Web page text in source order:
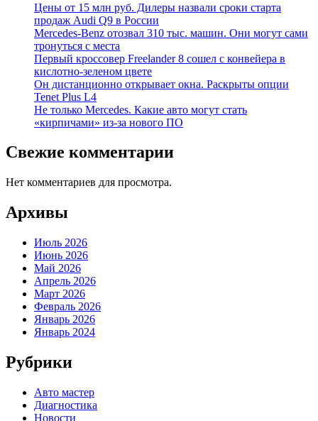
Цены от 15 млн руб. Дилеры назвали сроки старта
продаж Audi Q9 в России
Mercedes-Benz отозвал 310 тыс. машин. Они могут сами
тронуться с места
Первый кроссовер Freelander 8 сошел с конвейера в
кислотно-зеленом цвете
Он дистанционно открывает окна. Раскрыты опции
Tenet Plus L4
Не только Mercedes. Какие авто могут стать
«кирпичами» из-за нового ПО
Свежие комментарии
Нет комментариев для просмотра.
Архивы
Июль 2026
Июнь 2026
Май 2026
Апрель 2026
Март 2026
Февраль 2026
Январь 2026
Январь 2024
Рубрики
Авто мастер
Диагностика
Новости